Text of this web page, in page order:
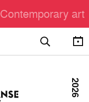
Contemporary art
2026